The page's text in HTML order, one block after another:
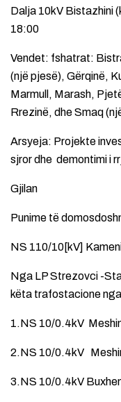
Dalja 10kV Bistazhini
18:00
Vendet: fshatrat:
(një pjesë), Gërqinë,
Marmull, Marash,
Rrezinë, dhe Smaq
Arsyeja: Projekte
sjror dhe demontimi i
Gjilan
Punime të
NS 110/10[kV]
Nga LP Strezovci -
këta trafostacione
1.NS 10/0.4kV
2.NS 10/0.4kV
3.NS 10/0.4kV